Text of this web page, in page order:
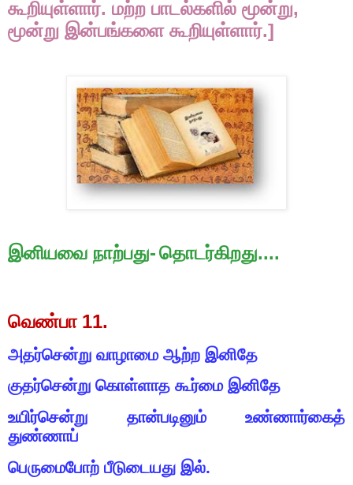
கூறியுள்ளார். மற்ற பாடல்களில் மூன்று,
மூன்று இன்பங்களை கூறியுள்ளார்.]
இனியவை நாற்பது-தொடர்கிறது....
வெண்பா 11.
அதர்சென்று வாழாமை ஆற்ற இனிதே
குதர்சென்று கொள்ளாத கூர்மை இனிதே
உயிர்சென்று
தான்படினும்
உண்ணார்கைத்
துண்ணாப்
பெருமைபோற் பீடுடையது இல்.